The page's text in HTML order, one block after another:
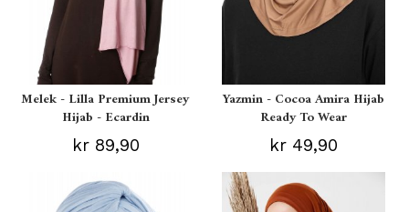
Melek - Lilla Premium Jersey
Hijab - Ecardin
kr 89,90
Yazmin - Cocoa Amira Hijab
Ready To Wear
kr 49,90